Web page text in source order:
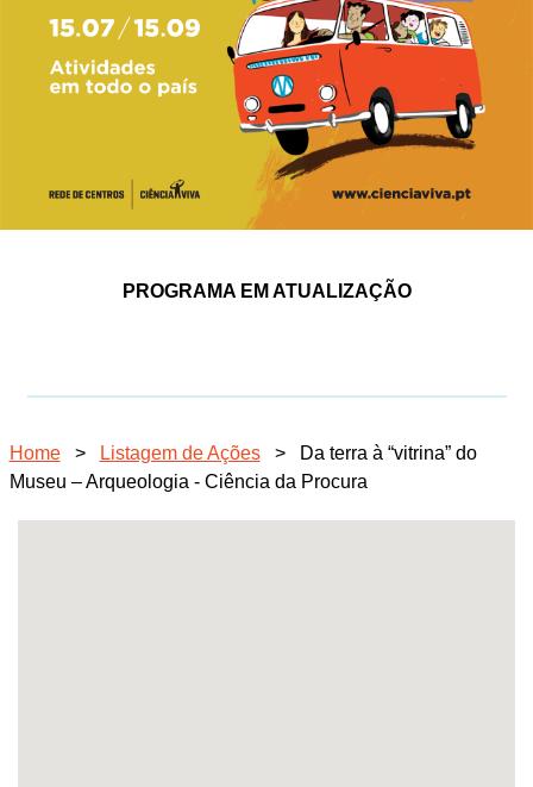
PROGRAMA EM ATUALIZAÇÃO
Home > Listagem de Ações >
Da terra à “vitrina” do
Museu – Arqueologia - Ciência da Procura